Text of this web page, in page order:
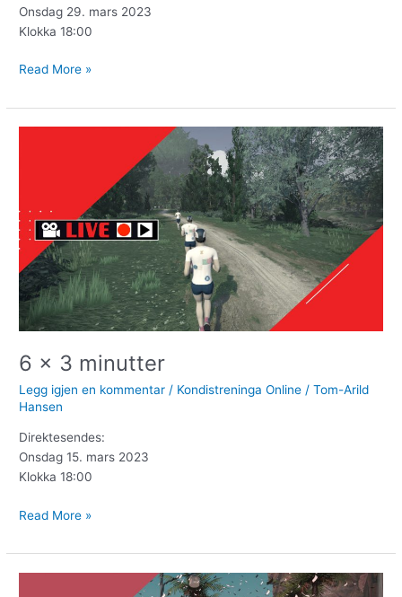
Onsdag 29. mars 2023
Klokka 18:00
Read More »
6 x 3 minutter
Legg igjen en kommentar / Kondistreninga Online /Tom-Arild
Hansen
Direktesendes:
Onsdag 15. mars 2023
Klokka 18:00
Read More »